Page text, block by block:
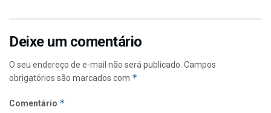
Deixe um comentário
O seu endereço de e-mail não será publicado. Campos
obrigatórios são marcados com *
Comentário *